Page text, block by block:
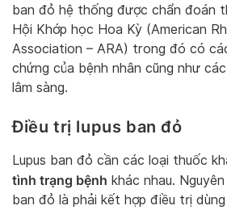
ban đỏ hệ thống được chẩn đoán
Hội Khớp học Hoa Kỳ (American
Association – ARA) trong đó có
chứng của bệnh nhân cũng như
lâm sàng.
Điều trị lupus ban đỏ
Lupus ban đỏ cần các loại thuốc
tình trạng bệnh khác nhau.
ban đỏ là phải kết hợp điều trị